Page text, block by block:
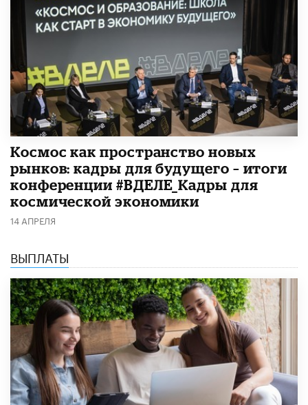
Космос как пространство новых
рынков: кадры для будущего – итоги
конференции #ВДЕЛЕ_Кадры для
космической экономики
14 АПРЕЛЯ
ВЫПЛАТЫ